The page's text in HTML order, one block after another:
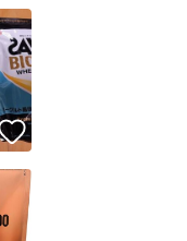
いいね！